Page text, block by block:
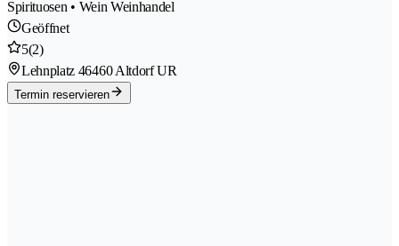
Spirituosen • Wein Weinhandel
Geöffnet
5(2)
Lehnplatz 46460 Altdorf UR
Termin reservieren